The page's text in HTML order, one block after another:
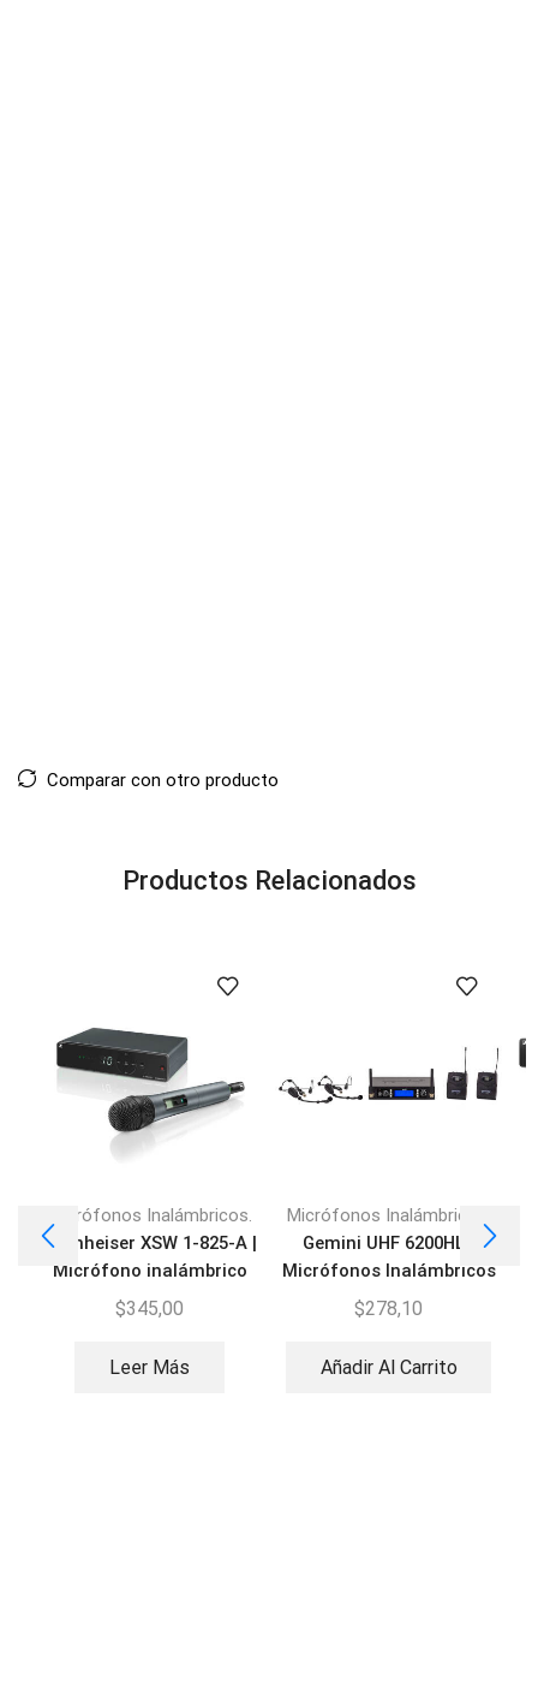
Comparar con otro producto
Productos Relacionados
Micrófonos Inalámbricos.
Sennheiser XSW 1-825-A |
Micrófono inalámbrico
$345,00
Leer Más
Micrófonos Inalámbricos.
Gemini UHF 6200HL |
Micrófonos Inalámbricos
Diadema
$278,10
Añadir Al Carrito